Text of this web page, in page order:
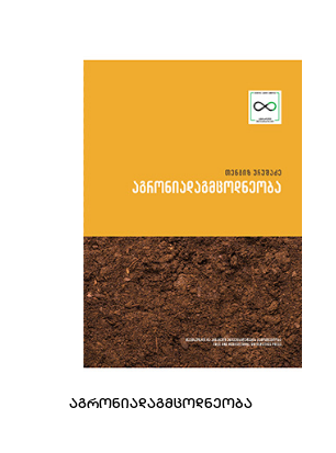
ᲐᲒᲠᲝᲜᲘᲐᲓᲐᲒᲛᲪᲝᲓᲜᲔᲝᲑᲐ